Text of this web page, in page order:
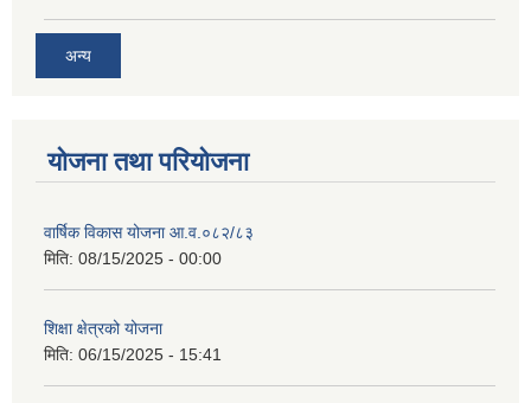
अन्य
योजना तथा परियोजना
वार्षिक विकास योजना आ.व.०८२/८३
मिति: 08/15/2025 - 00:00
शिक्षा क्षेत्रको योजना
मिति: 06/15/2025 - 15:41